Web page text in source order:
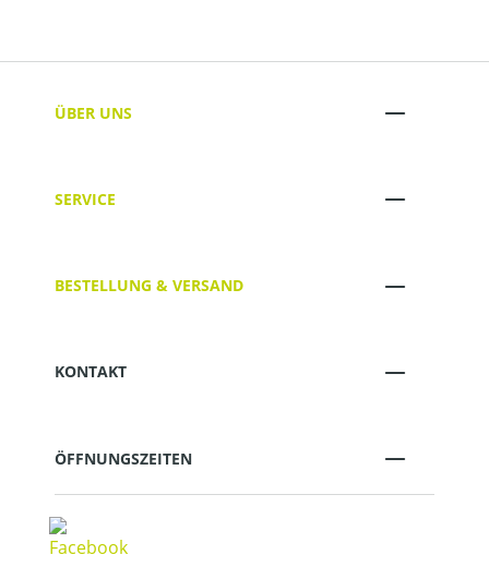
ÜBER UNS
SERVICE
BESTELLUNG & VERSAND
KONTAKT
ÖFFNUNGSZEITEN